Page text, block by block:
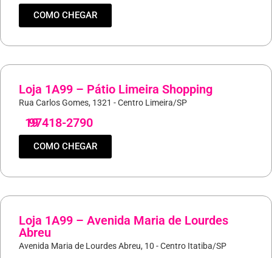
COMO CHEGAR
Loja 1A99 – Pátio Limeira Shopping
Rua Carlos Gomes, 1321 - Centro Limeira/SP
19
97418-2790
COMO CHEGAR
Loja 1A99 – Avenida Maria de Lourdes
Abreu
Avenida Maria de Lourdes Abreu, 10 - Centro Itatiba/SP